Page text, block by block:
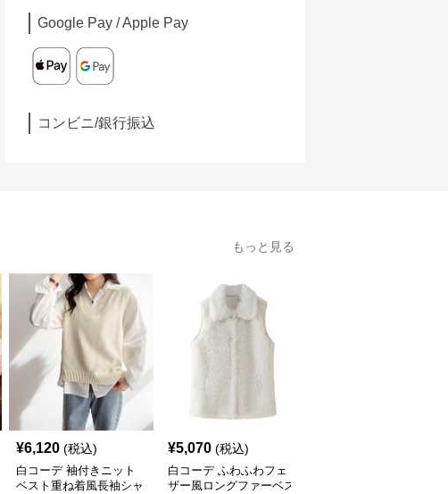
Google Pay / Apple Pay
コンビニ/銀行振込
もっと見る
¥6,120 (税込)
白コーデ 袖付きニット
ベスト重ね着風長袖シャ
¥5,070 (税込)
白コーデ ふわふわフェ
ザー風ロングファーベス